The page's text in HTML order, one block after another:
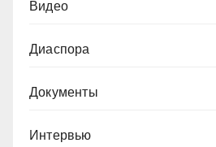
Видео
Диаспора
Документы
Интервью